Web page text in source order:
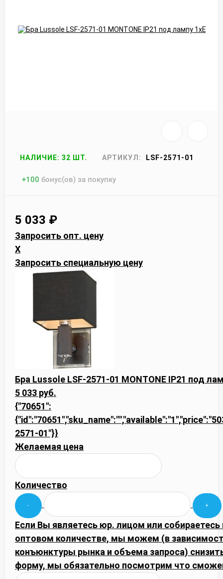
НАЛИЧИЕ: 32 ШТ. АРТИКУЛ: LSF-2571-01
+100 бонус(ов) за покупку
5 033 ₽
Запросить опт. цену
X
Запросить специальную цену
Бра Lussole LSF-2571-01 MONTONE IP21 под
5 033 руб.
{"70651":
2571-01"}}
Желаемая цена
Количество
Если Вы являетесь юр. лицом или собираетесь
оптовом количестве, мы можем (в
конъюнктуры рынка и объема запроса)
форму, мы обязательно посмотрим что